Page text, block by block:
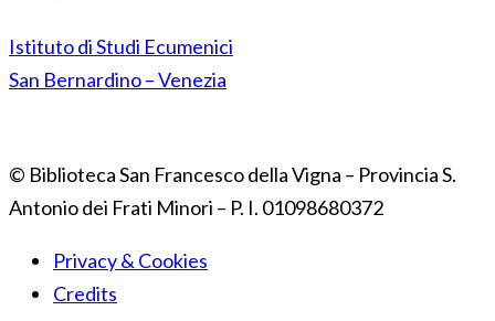
Istituto di Studi Ecumenici
San Bernardino – Venezia
© Biblioteca San Francesco della Vigna – Provincia S.
Antonio dei Frati Minori – P. I. 01098680372
Privacy & Cookies
Credits